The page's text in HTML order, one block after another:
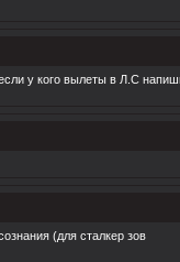
у кого вылеты в Л.С
(для сталкер зов